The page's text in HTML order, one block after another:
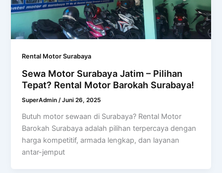
Rental Motor Surabaya
Sewa Motor Surabaya Jatim – Pilihan
Tepat? Rental Motor Barokah Surabaya!
SuperAdmin/Juni 26, 2025
Butuh motor sewaan di Surabaya? Rental Motor
Barokah Surabaya adalah pilihan terpercaya dengan
harga kompetitif, armada lengkap, dan layanan
antar-jemput